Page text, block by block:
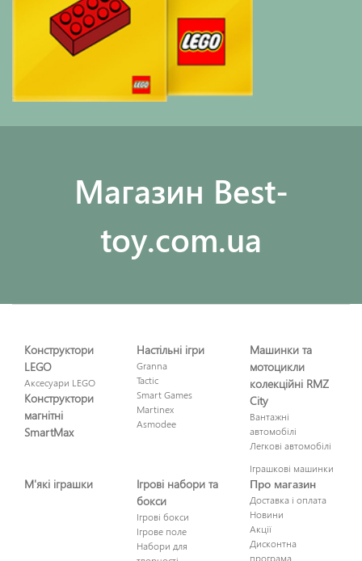
Maгазин Best-
toy.com.ua
Конструктори
LEGO
Аксесуари LEGO
Конструктори
магнітні
SmartMax
Настільні ігри
Granna
Tactic
Smart Games
Martinex
Asmodee
Машинки та
мотоцикли
колекційні RMZ
City
Вантажні
автомобілі
Легкові автомобілі
Іграшкові машинки
М'які іграшки
Ігрові набори та
бокси
Ігрові бокси
Ігрове поле
Набори для
Про магазин
Доставка і оплата
Новини
Акції
Дисконтна
програма